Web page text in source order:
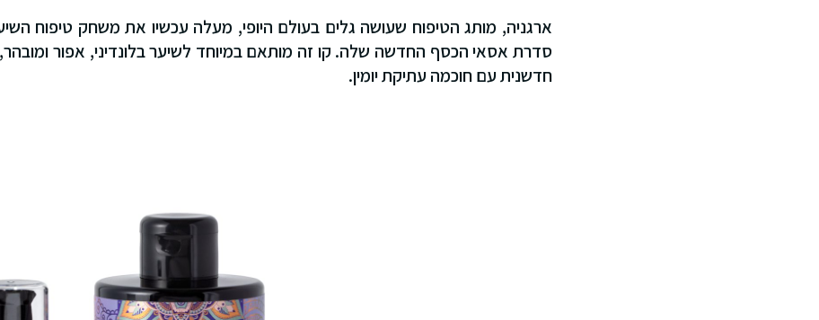
ארגניה, מותג הטיפוח שעושה גלים בעולם היופי, מעלה עכשיו את משחק טיפוח
סדרת אסאי הכסף החדשה שלה. קו זה מותאם במיוחד לשיער בלונדיני, אפור
חדשנית עם חוכמה עתיקת יומין.